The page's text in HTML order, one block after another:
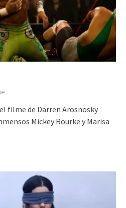
filme de Darren Arosnosky
Mickey Rourke y Marisa